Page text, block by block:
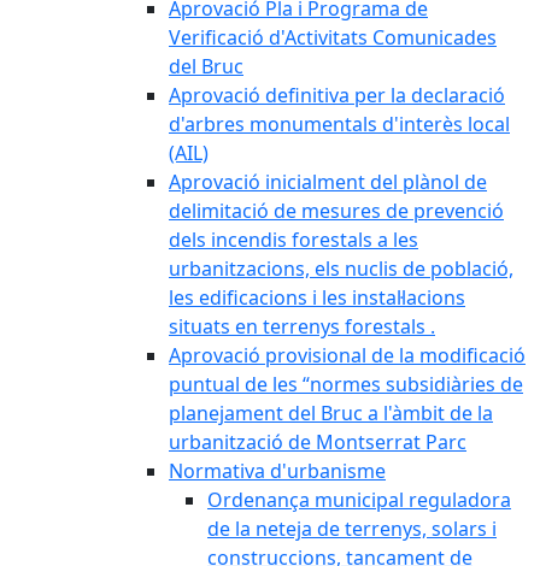
Aprovació Pla i Programa de
Verificació d'Activitats Comunicades
del Bruc
Aprovació definitiva per la declaració
d'arbres monumentals d'interès local
(AIL)
Aprovació inicialment del plànol de
delimitació de mesures de prevenció
dels incendis forestals a les
urbanitzacions, els nuclis de població,
les edificacions i les instal·lacions
situats en terrenys forestals .
Aprovació provisional de la modificació
puntual de les “normes subsidiàries de
planejament del Bruc a l'àmbit de la
urbanització de Montserrat Parc
Normativa d'urbanisme
Ordenança municipal reguladora
de la neteja de terrenys, solars i
construccions, tancament de